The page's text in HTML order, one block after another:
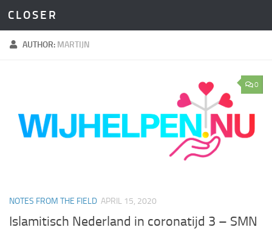
Skip to content
C L O S E R
AUTHOR: MARTIJN
0
NOTES FROM THE FIELD APRIL 15, 2020
Islamitisch Nederland in coronatijd 3 – SMN